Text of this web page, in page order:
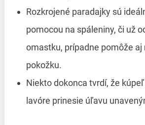
Rozkrojené paradajky sú
pomocou na spáleniny, či už
omastku, prípadne pomôže aj
pokožku.
Niekto dokonca tvrdí, že
lavóre prinesie úľavu